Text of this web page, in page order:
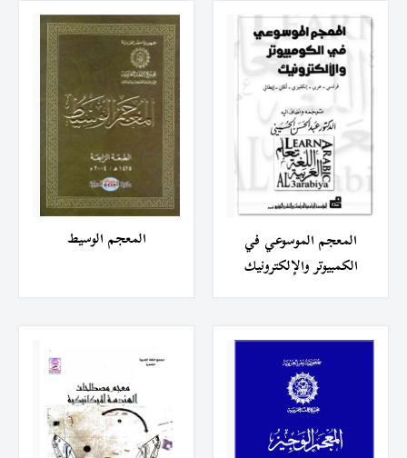
المعجم الموسوعي في
الكمبيوتر والإلكترونيك
المعجم الوسيط